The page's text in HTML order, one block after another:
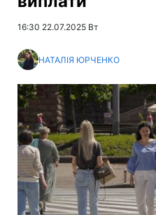
16:30 22.07.2025 Вт
НАТАЛІЯ ЮРЧЕНКО